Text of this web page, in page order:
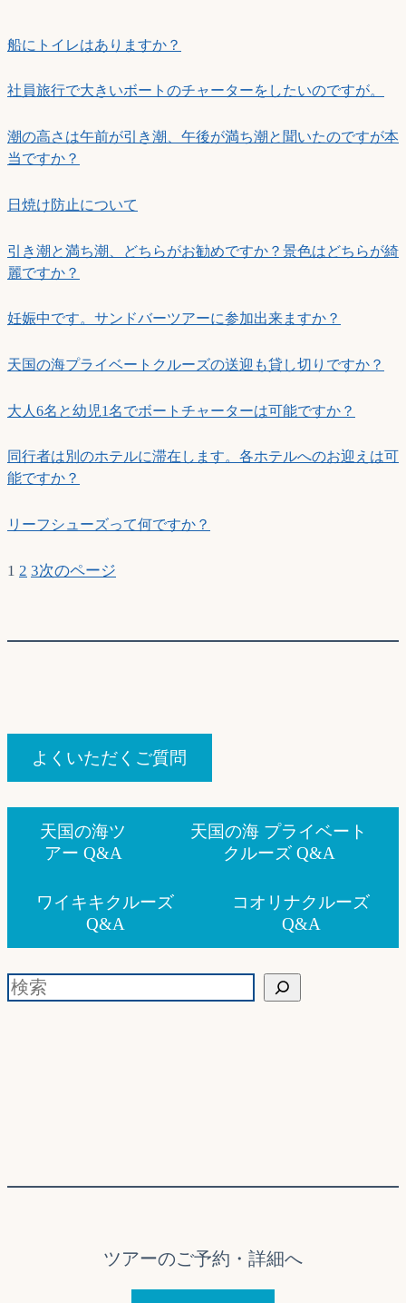
船にトイレはありますか？
社員旅行で大きいボートのチャーターをしたいのですが。
潮の高さは午前が引き潮、午後が満ち潮と聞いたのですが本
当ですか？
日焼け防止について
引き潮と満ち潮、どちらがお勧めですか？景色はどちらが綺
麗ですか？
妊娠中です。サンドバーツアーに参加出来ますか？
天国の海プライベートクルーズの送迎も貸し切りですか？
大人6名と幼児1名でボートチャーターは可能ですか？
同行者は別のホテルに滞在します。各ホテルへのお迎えは可
能ですか？
リーフシューズって何ですか？
1 2 3次のページ
よくいただくご質問
天国の海ツ
アー Q&A
天国の海 プライベート
クルーズ Q&A
ワイキキクルーズ
Q&A
コオリナクルーズ
Q&A
検索
ツアーのご予約・詳細へ